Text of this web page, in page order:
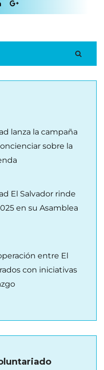
lanza la campaña
sobre la
El Salvador rinde
en su Asamblea
entre El
con iniciativas